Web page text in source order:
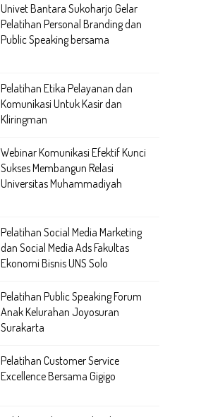
Univet Bantara Sukoharjo Gelar
Pelatihan Personal Branding dan
Public Speaking bersama
Pelatihan Etika Pelayanan dan
Komunikasi Untuk Kasir dan
Kliringman
Webinar Komunikasi Efektif Kunci
Sukses Membangun Relasi
Universitas Muhammadiyah
Pelatihan Social Media Marketing
dan Social Media Ads Fakultas
Ekonomi Bisnis UNS Solo
Pelatihan Public Speaking Forum
Anak Kelurahan Joyosuran
Surakarta
Pelatihan Customer Service
Excellence Bersama Gigigo